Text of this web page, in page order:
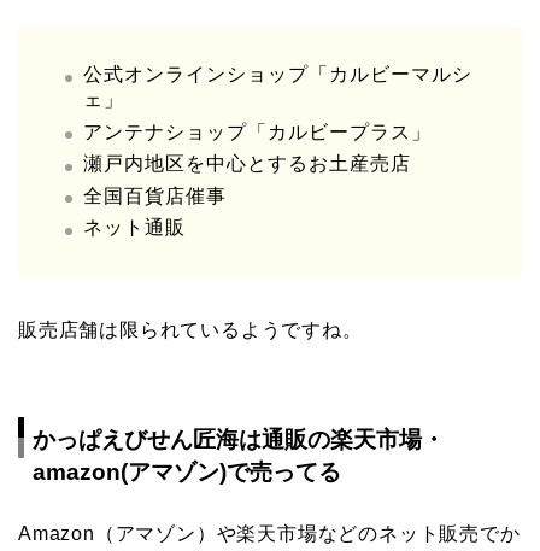
公式オンラインショップ「カルビーマルシ
ェ」
アンテナショップ「カルビープラス」
瀬戸内地区を中心とするお土産売店
全国百貨店催事
ネット通販
販売店舗は限られているようですね。
かっぱえびせん匠海は通販の楽天市場・
amazon(アマゾン)で売ってる
Amazon（アマゾン）や楽天市場などのネット販売でか